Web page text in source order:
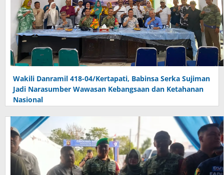
Wakili Danramil 418-04/Kertapati, Babinsa Serka Sujiman
Jadi Narasumber Wawasan Kebangsaan dan Ketahanan
Nasional